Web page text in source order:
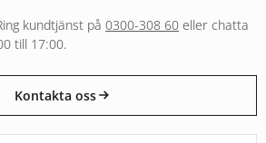
klarar, både i räckvidd och i ljusbild.
följer separata regelverk och är
byggt för annan användning
kundtjänst på 0300-308 60 eller chatta
till 17:00.
Kontakta oss